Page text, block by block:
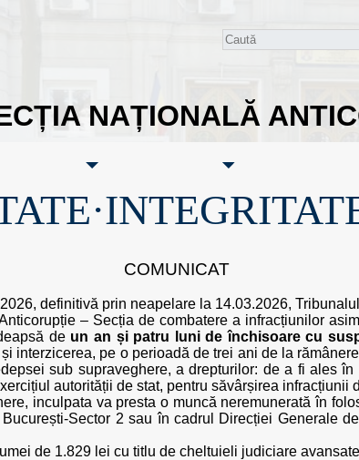
NAȚIONALĂ
COMUNICAT
definitivă prin neapelare la 14.03.2026,
– Secția de combatere a infracțiunilor
de un an și patru luni de închisoare cu
interzicerea, pe o perioadă de trei ani de la
sub supraveghere, a drepturilor: de a fi ales
autorității de stat, pentru săvârșirea infracțiunii
inculpata va presta o muncă neremunerată în
Sector 2 sau în cadrul Direcției Generale
de 1.829 lei cu titlu de cheltuieli judiciare